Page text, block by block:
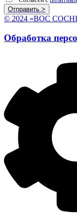
Отправить >
© 2024 «ВОС
Обработка